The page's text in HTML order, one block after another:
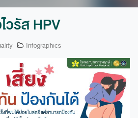
วรัส HPV
Infographics